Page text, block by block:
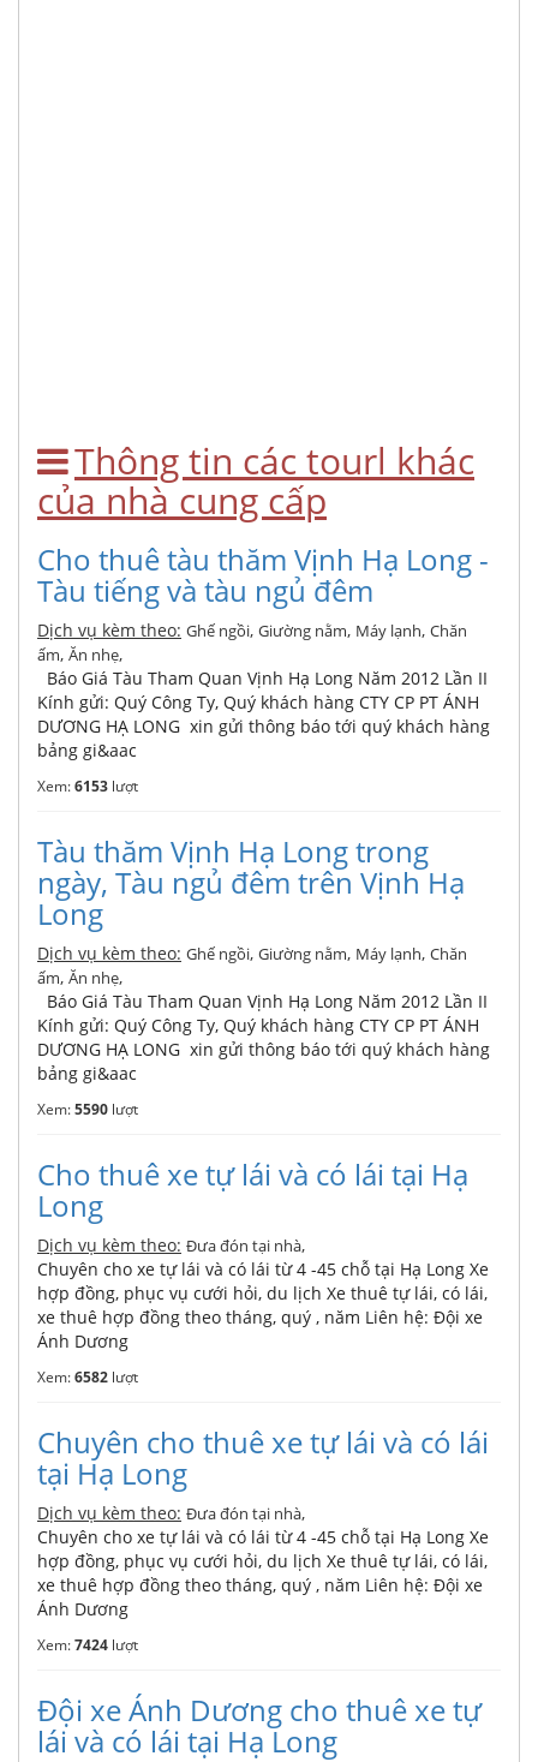
Thông tin các tourl khác
của nhà cung cấp
Cho thuê tàu thăm Vịnh Hạ Long -
Tàu tiếng và tàu ngủ đêm
Dịch vụ kèm theo: Ghế ngồi, Giường nằm, Máy lạnh, Chăn
ấm, Ăn nhẹ,
Báo Giá Tàu Tham Quan Vịnh Hạ Long Năm 2012 Lần II
Kính gửi: Quý Công Ty, Quý khách hàng CTY CP PT ÁNH
DƯƠNG HẠ LONG xin gửi thông báo tới quý khách hàng
bảng gi&aac
Xem:6153 lượt
Tàu thăm Vịnh Hạ Long trong
ngày, Tàu ngủ đêm trên Vịnh Hạ
Long
Dịch vụ kèm theo: Ghế ngồi, Giường nằm, Máy lạnh, Chăn
ấm, Ăn nhẹ,
Báo Giá Tàu Tham Quan Vịnh Hạ Long Năm 2012 Lần II
Kính gửi: Quý Công Ty, Quý khách hàng CTY CP PT ÁNH
DƯƠNG HẠ LONG xin gửi thông báo tới quý khách hàng
bảng gi&aac
Xem:5590 lượt
Cho thuê xe tự lái và có lái tại Hạ
Long
Dịch vụ kèm theo: Đưa đón tại nhà,
Chuyên cho xe tự lái và có lái từ 4 -45 chỗ tại Hạ Long Xe
hợp đồng, phục vụ cưới hỏi, du lịch Xe thuê tự lái, có lái,
xe thuê hợp đồng theo tháng, quý , năm Liên hệ: Đội xe
Ánh Dương
Xem:6582 lượt
Chuyên cho thuê xe tự lái và có lái
tại Hạ Long
Dịch vụ kèm theo: Đưa đón tại nhà,
Chuyên cho xe tự lái và có lái từ 4 -45 chỗ tại Hạ Long Xe
hợp đồng, phục vụ cưới hỏi, du lịch Xe thuê tự lái, có lái,
xe thuê hợp đồng theo tháng, quý , năm Liên hệ: Đội xe
Ánh Dương
Xem:7424 lượt
Đội xe Ánh Dương cho thuê xe tự
lái và có lái tại Hạ Long